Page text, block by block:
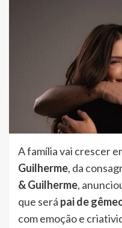
A família vai crescer
Guilherme, da
& Guilherme,
que será pai de
com emoção e